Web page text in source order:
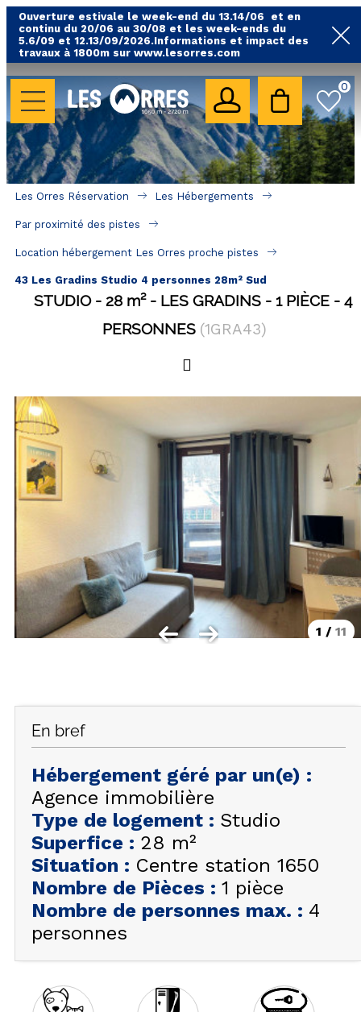
Ouverture estivale le week-end du 13.14/06 et en
continu du 20/06 au 30/08 et les week-ends du
5.6/09 et 12.13/09/2026.Informations et impact des
travaux à 1800m sur www.lesorres.com
0
LES HÉBERGEMENTS
Toutes nos locations
Hébergements avec piscine
Hébergements labellisés qualité
A proximité des remontées mécaniques ( VTT,
Hôtels - Chambres d'Hôtes & SPA
SÉJOURS & BONS PLANS
LOCALISATION
Les Orres 1650
Les Orres 1650 centre station
Les Orres 1800 Bois Méan
Les Orres et ses hameaux
VISUALISER LE PLAN DES ORRES
BONS PLANS ACTIVITÉS
Carte Multi activités
INSPIREZ-VOUS !
ÉTÉ
HIVER
FR EN
+33 (0)4 92 44 19 17
Les Orres Réservation Les Hébergements
Par proximité des pistes
Location hébergement Les Orres proche pistes
43 Les Gradins Studio 4 personnes 28m² Sud
STUDIO 28 m² LES GRADINS 1 PIÈCE
4
PERSONNES (1GRA43)
1 / 11
En bref
Hébergement géré par un(e) :
Agence immobilière
Type de logement : Studio
Superfice : 28 m²
Situation : Centre station 1650
Nombre de Pièces : 1 pièce
Nombre de personnes max. : 4
personnes